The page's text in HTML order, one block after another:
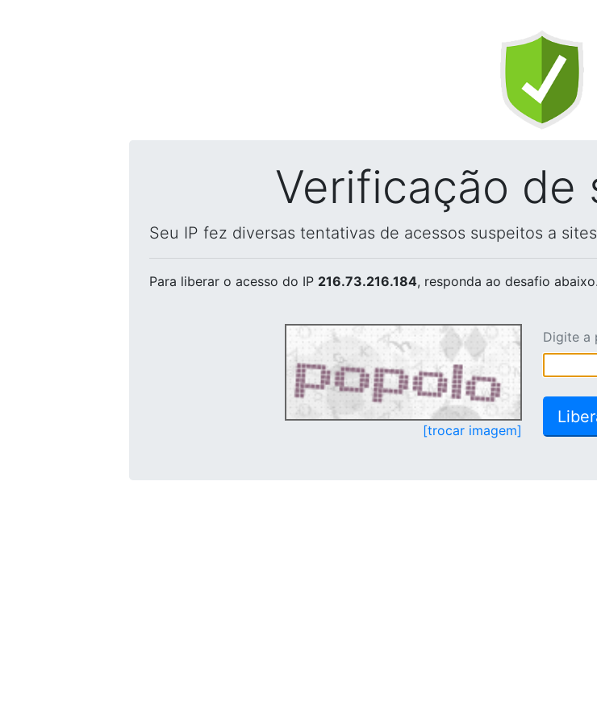
Verificação de
Seu IP fez diversas tentativas de acessos suspeitos a
Para liberar o acesso do IP 216.73.216.184, responda ao desafio abaixo.
[trocar imagem]
Digite a